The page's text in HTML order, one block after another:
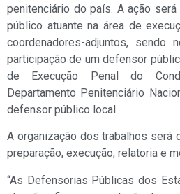
penitenciário do país. A ação
público atuante na área de
coordenadores-adjuntos, sendo
participação de um defensor
de Execução Penal do
Departamento Penitenciário
defensor público local.
A organização dos trabalhos será
preparação, execução, relatoria e
“As Defensorias Públicas dos